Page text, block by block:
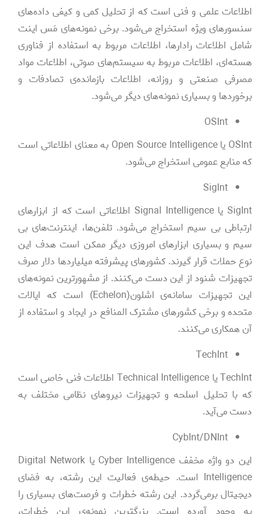
اطلاعات علمی و فنی است که از تحلیل کمی و کیفی داده‌های
سنسورهای ویژه استخراج می‌شود. برخی نمونه‌های مَس اینت
شامل اطلاعات رادارها، اطلاعات مربوط به استفاده از فناوری
هسته‌ای، اطلاعات مربوط به سیستم‌های صوتی، اطلاعات مواد
مصرفی صنعتی و روزانه، اطلاعات بازمانده‌ی تصادفات و
برخوردها و بسیاری نمونه‌های دیگر می‌شود.
OSInt
OSInt یا Open Source Intelligence به معنای اطلاعاتی است
که منابع عمومی استخراج می‌شود.
SigInt
SigInt یا Signal Intelligence اطلاعاتی است که از ابزارهای
ارتباطی بی سیم استخراج می‌شود. تلفن‌ها، اینترنت‌های بی
سیم و بسیاری ابزارهای امروزی دیگر ممکن است هدف این
نوع حملات قرار گیرند. کشورهای پیشرفته میلیاردها دلار صرف
تجهیزات شنود از این دست می‌کنند. از مشهورترین نمونه‌های
این تجهیزات سامانه‌ی اشلون(Echelon) است که ایالات
متحده و برخی کشورهای مشترک المنافع در ایجاد و استفاده از
آن همکاری می‌کنند.
TechInt
TechInt یا Technical Intelligence اطلاعات فنی خاصی است
که با تحلیل اسلحه و تجهیزات نیروهای نظامی مختلف به
دست می‌آید.
CybInt/DNInt
این دو واژه مخفف Cyber Intelligence یا Digital Network
Intelligence است. حیطه‌ی فعالیت این رشته، به فضای
دیجیتال برمی‌گردد. این رشته خطرات و فرصت‌های بسیاری را